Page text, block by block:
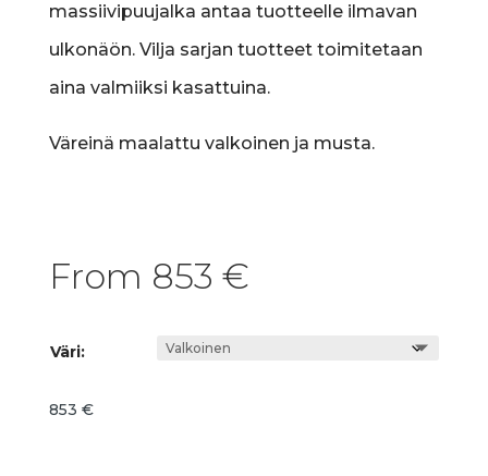
massiivipuujalka antaa tuotteelle ilmavan
ulkonäön. Vilja sarjan tuotteet toimitetaan
aina valmiiksi kasattuina.
Väreinä maalattu valkoinen ja musta.
From 853 €
Väri:
853 €